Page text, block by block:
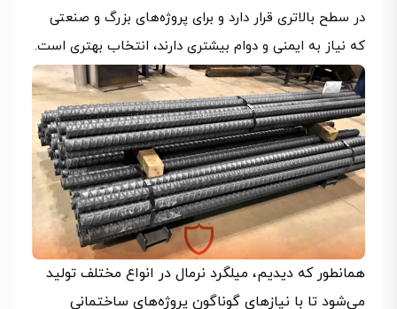
در سطح بالاتری قرار دارد و برای پروژه‌های بزرگ و صنعتی
که نیاز به ایمنی و دوام بیشتری دارند، انتخاب بهتری است.
همانطور که دیدیم، میلگرد نرمال در انواع مختلف تولید
می‌شود تا با نیازهای گوناگون پروژه‌های ساختمانی